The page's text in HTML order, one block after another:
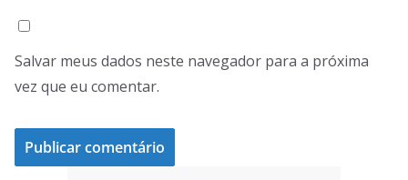
Salvar meus dados neste navegador para a próxima
vez que eu comentar.